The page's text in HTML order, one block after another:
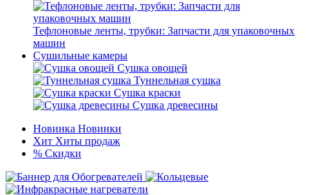
Тефлоновые ленты, трубки: Запчасти для упаковочных
машин
Сушильные камеры
Сушка овощей
Туннельная сушка
Сушка краски
Сушка древесины
Новинка Новинки
Хит Хиты продаж
% Скидки